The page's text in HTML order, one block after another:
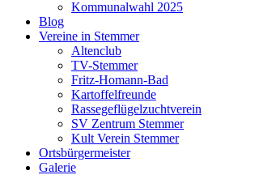
Kommunalwahl 2025
Blog
Vereine in Stemmer
Altenclub
TV-Stemmer
Fritz-Homann-Bad
Kartoffelfreunde
Rassegeflügelzuchtverein
SV Zentrum Stemmer
Kult Verein Stemmer
Ortsbürgermeister
Galerie